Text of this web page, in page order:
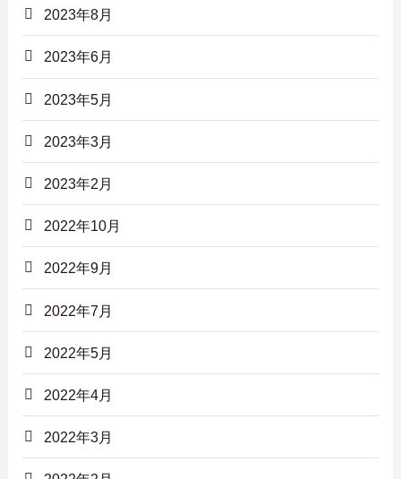
2023年8月
2023年6月
2023年5月
2023年3月
2023年2月
2022年10月
2022年9月
2022年7月
2022年5月
2022年4月
2022年3月